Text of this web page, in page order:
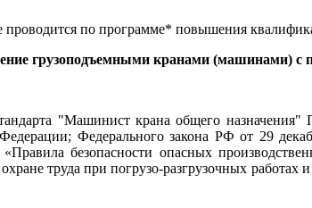
проводится по программе* повышения
грузоподъемными кранами (машинами) с
"Машинист крана общего
Федерального закона РФ от 29
безопасности опасных
труда при погрузо-разгрузочных